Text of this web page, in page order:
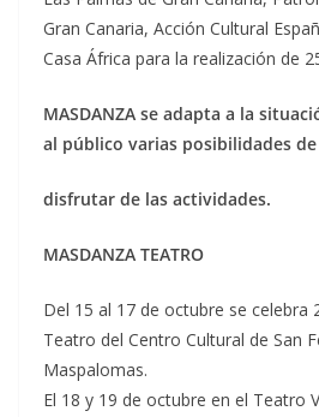
Gran Canaria, Acción Cultural
Casa África para la realización de
MASDANZA se adapta a la
al público varias posibilidades de
disfrutar de las actividades.
MASDANZA TEATRO
Del 15 al 17 de octubre se celebra
Teatro del Centro Cultural de San
Maspalomas.
El 18 y 19 de octubre en el Teatro